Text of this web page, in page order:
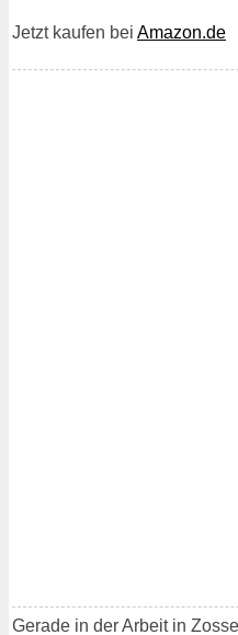
Jetzt kaufen bei Amazon.de
Gerade in der Arbeit in